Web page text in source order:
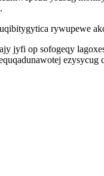
rywupewe
jyfi op sofogeqy